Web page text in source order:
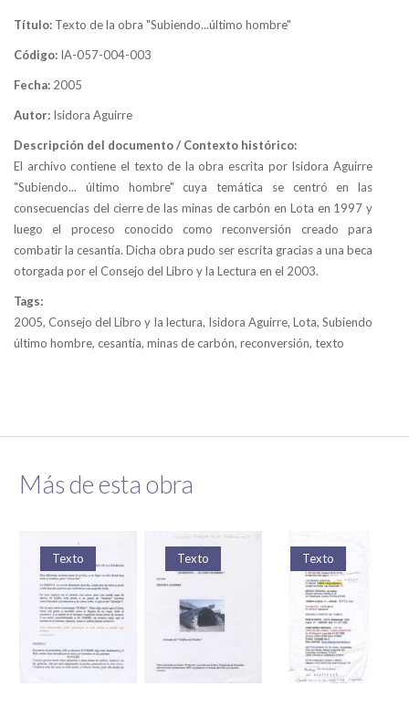
Título: Texto de la obra "Subiendo...último hombre"
Código: IA-057-004-003
Fecha: 2005
Autor: Isidora Aguirre
Descripción del documento / Contexto histórico:
El archivo contiene el texto de la obra escrita por Isidora Aguirre
"Subiendo... último hombre" cuya temática se centró en las
consecuencias del cierre de las minas de carbón en Lota en 1997 y
luego el proceso conocido como reconversión creado para
combatir la cesantía. Dicha obra pudo ser escrita gracias a una beca
otorgada por el Consejo del Libro y la Lectura en el 2003.
Tags:
2005, Consejo del Libro y la lectura, Isidora Aguirre, Lota, Subiendo
último hombre, cesantía, minas de carbón, reconversión, texto
Más de esta obra
Texto Texto Texto